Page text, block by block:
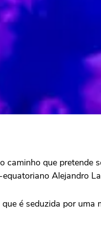
caminho que pretende
Alejandro
é seduzida por uma